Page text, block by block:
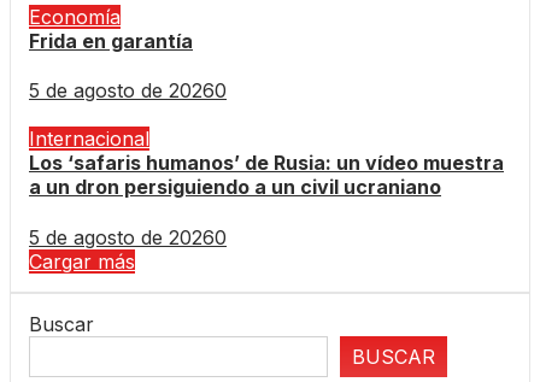
Economía
Frida en garantía
5 de agosto de 20260
Internacional
Los ‘safaris humanos’ de Rusia: un vídeo muestra
a un dron persiguiendo a un civil ucraniano
5 de agosto de 20260
Cargar más
Buscar
BUSCAR